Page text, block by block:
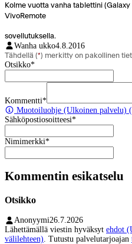
Kolme vuotta vanha tablettini
VivoRemote
sovellutuksella.
Wanha ukko4.8.2016
Tähdellä (*) merkitty on pakollinen
Otsikko*
Kommentti*
Muotoiluohje (Ulkoinen palvelu)
Sähköpostiosoitteesi*
Nimimerkki*
Kommentin esikatselu
Otsikko
Anonyymi26.7.2026
Lähettämällä viestin hyväksyt ehdot
välilehteen). Tutustu palvelutarjoajan